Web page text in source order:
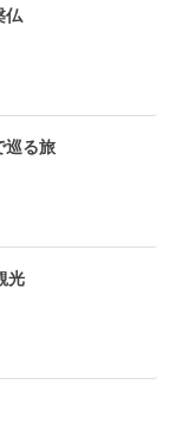
仏
巡る旅
光